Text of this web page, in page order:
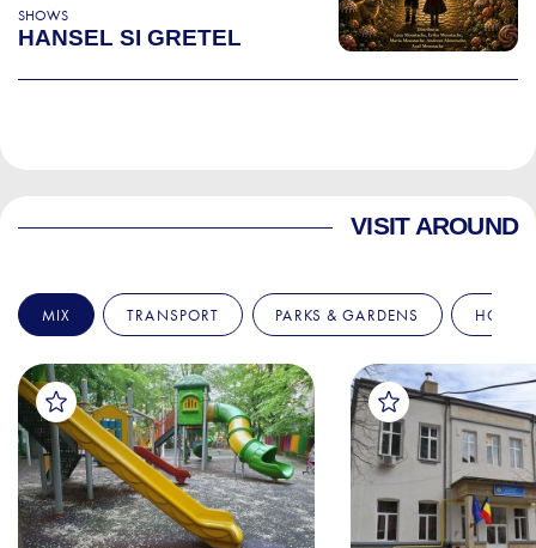
SHOWS
HANSEL SI GRETEL
VISIT AROUND
MIX TRANSPORT PARKS & GARDENS